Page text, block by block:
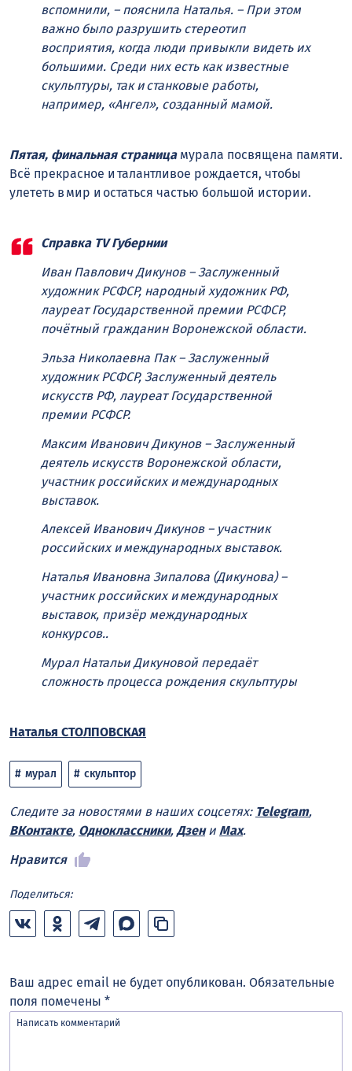
вспомнили, – пояснила Наталья. – При этом
важно было разрушить стереотип
восприятия, когда люди привыкли видеть их
большими. Среди них есть как известные
скульптуры, так и станковые работы,
например, «Ангел», созданный мамой.
Пятая, финальная страницамурала посвящена памяти.
Всё прекрасное и талантливое рождается, чтобы
улететь в мир и остаться частью большой истории.
Справка TV Губернии
Иван Павлович Дикунов – Заслуженный
художник РСФСР, народный художник РФ,
лауреат Государственной премии РСФСР,
почётный гражданин Воронежской области.
Эльза Николаевна Пак – Заслуженный
художник РСФСР, Заслуженный деятель
искусств РФ, лауреат Государственной
премии РСФСР.
Максим Иванович Дикунов – Заслуженный
деятель искусств Воронежской области,
участник российских и международных
выставок.
Алексей Иванович Дикунов – участник
российских и международных выставок.
Наталья Ивановна Зипалова (Дикунова) –
участник российских и международных
выставок, призёр международных
конкурсов..
Мурал Натальи Дикуновой передаёт
сложность процесса рождения скульптуры
Наталья СТОЛПОВСКАЯ
мурал скульптор
Следите за новостями в наших соцсетях: Telegram,
ВКонтакте, Одноклассники, Дзени Max.
Нравится
Поделиться:
Ваш адрес email не будет опубликован. Обязательные
поля помечены *